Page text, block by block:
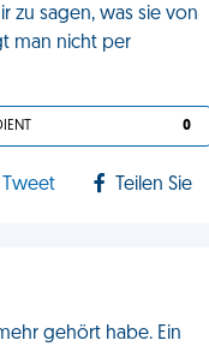
zu sagen, was sie von
man nicht per
0
Tweet Teilen Sie
gehört habe. Ein